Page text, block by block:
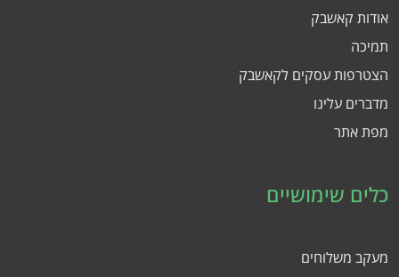
אודות קאשבק
תמיכה
הצטרפות עסקים לקאשבק
מדברים עלינו
מפת אתר
כלים שימושיים
מעקב משלוחים